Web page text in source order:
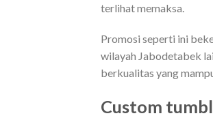
terlihat memaksa.
Promosi seperti ini
wilayah Jabodetabek
berkualitas yang
Custom